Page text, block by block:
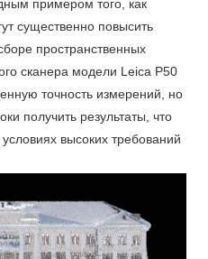
примером того, как
существенно повысить
пространственных
сканера модели Leica P50
точность измерений, но
получить результаты, что
высоких требований